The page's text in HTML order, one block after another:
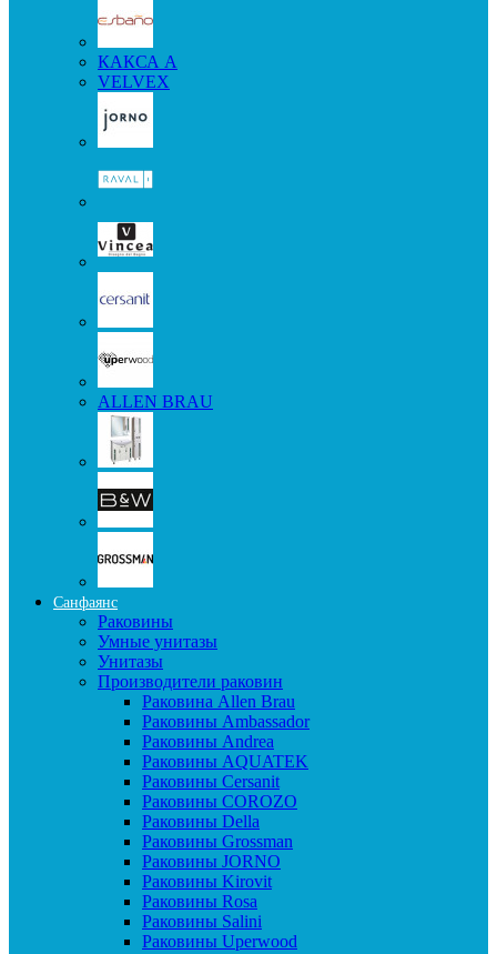
КАКСА А
VELVEX
ALLEN BRAU
Санфаянс
Раковины
Умные унитазы
Унитазы
Производители раковин
Раковина Allen Brau
Раковины Ambassador
Раковины Andrea
Раковины AQUATEK
Раковины Cersanit
Раковины COROZO
Раковины Della
Раковины Grossman
Раковины JORNO
Раковины Kirovit
Раковины Rosa
Раковины Salini
Раковины Uperwood